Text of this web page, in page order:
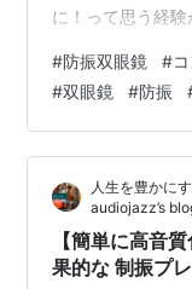
に！って思う経
るよ～♡ 私が絶対
ホのカメラだって
眼鏡だって手振
よ！！！という
トで見たいときに
ていう感じです
#防振双眼鏡 #
#双眼鏡 #防振
人生を豊か
audiojazz’s
【簡単に高音
果的な 制振プ